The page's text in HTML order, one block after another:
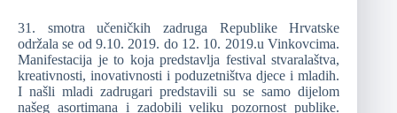
31. smotra učeničkih zadruga Republike Hrvatske
održala se od 9.10. 2019. do 12. 10. 2019.u Vinkovcima.
Manifestacija je to koja predstavlja festival stvaralaštva,
kreativnosti, inovativnosti i poduzetništva djece i mladih.
I našli mladi zadrugari predstavili su se samo dijelom
našeg asortimana i zadobili veliku pozornost publike.